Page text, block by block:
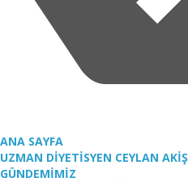
ANA SAYFA
UZMAN DİYETİSYEN CEYLAN AKİŞ
GÜNDEMİMİZ